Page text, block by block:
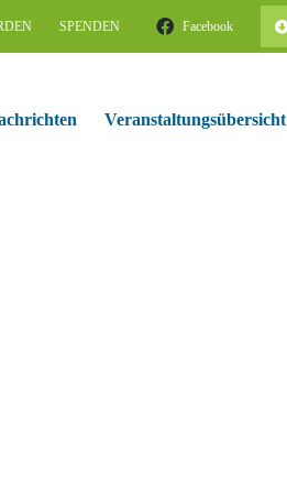
SPENDEN Facebook
Veranstaltungsübersicht